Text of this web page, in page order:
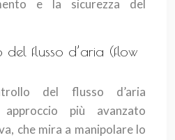
e la sicurezza del
del flusso d’aria (flow
del flusso d’aria
più avanzato
che mira a manipolare lo